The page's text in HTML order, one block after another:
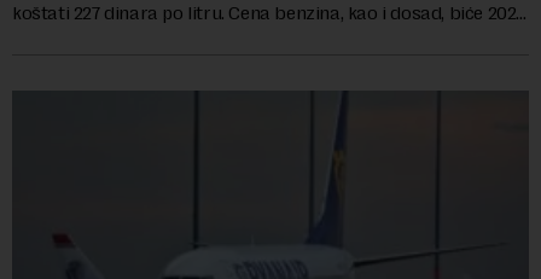
koštati 227 dinara po litru. Cena benzina, kao i dosad, biće 202